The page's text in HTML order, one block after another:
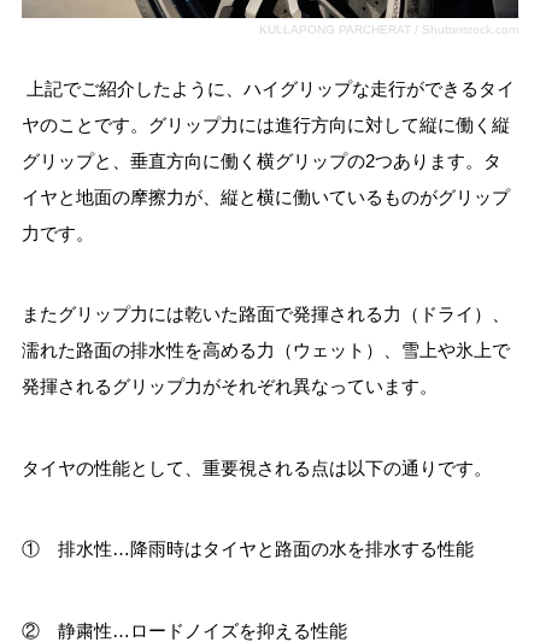
KULLAPONG PARCHERAT / Shutterstock.com
上記でご紹介したように、ハイグリップな走行ができるタイ
ヤのことです。グリップ力には進行方向に対して縦に働く縦
グリップと、垂直方向に働く横グリップの2つあります。タ
イヤと地面の摩擦力が、縦と横に働いているものがグリップ
力です。
またグリップ力には乾いた路面で発揮される力（ドライ）、
濡れた路面の排水性を高める力（ウェット）、雪上や氷上で
発揮されるグリップ力がそれぞれ異なっています。
タイヤの性能として、重要視される点は以下の通りです。
① 排水性…降雨時はタイヤと路面の水を排水する性能
② 静粛性…ロードノイズを抑える性能